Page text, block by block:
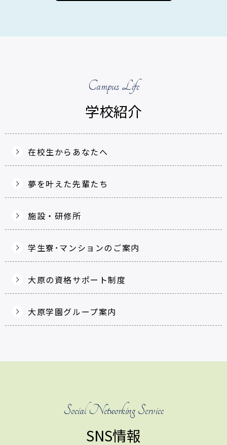
Campus Life
学校紹介
在校生からあなたへ
夢を叶えた先輩たち
施設・研修所
学生寮･マンションのご案内
大原の資格サポート制度
大原学園グループ案内
Social Networking Service
SNS情報